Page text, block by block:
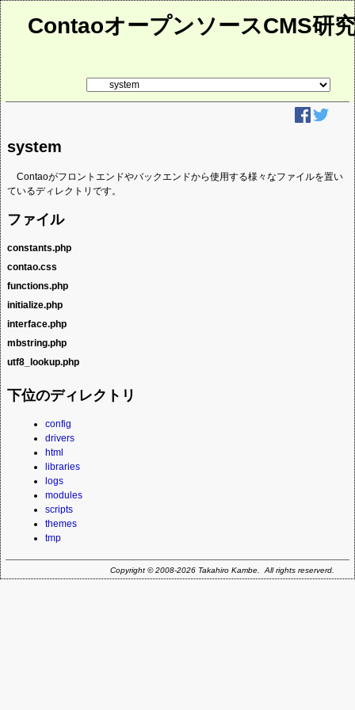
ContaoオープンソースCMS研
system
Contaoがフロントエンドやバックエンドから使用する様々なファイルを置い
ているディレクトリです。
ファイル
constants.php
バックエンドのPHPスクリプトの大域な定数の定義です。
contao.css
バックエンドの基本的なCSSです。
functions.php
バックエンドのPHPスクリプトで使用する、様々な小さなユーティリティ関
数です。
クラスのオートローダー
例外処理
ログファイルに追加
特殊文字の変換
その他
同じディレクトリのmbstring.phpを読み込んだ上で、wrapper関数の定義もし
ています。
initialize.php
バックエンドの初期化処理で、同じディレクトリのindex.phpから最初に読み
込まれています。
同じディレクトリの各PHPのファイルを読み込み:
constants.php
interface.php
PHPSESSIDを無効に試み: php.session.use_trans_sidをゼロ
読み込んだfunctions.phpで定義されたエラー処理、例外処理を設定
エラーログをsystem/logs/error.logに設定
セッションを開始
基本的なクラスをロード
エラーのレポート
タイムゾーンを設定
相対パス設定(websitePath)を処理
mbstringの正規表現のエンコーディングを設定
言語ファイルの情報を設定
カスタマイズ用の初期化ファイルを読み込み
interface.php
listable, editable, uploadableのインターフェイスを宣言しています。
mbstring.php
UTF-8をサポートするためのヘルパー関数で、PHPのmbstringモジュールが
mbstringを提供してくれない、ドイツのホスティングサービスの事業者のた
utf8_lookup.php
mbstring.phpから分離されたものです。
下位のディレクトリ
config
drivers
html
libraries
logs
modules
scripts
themes
tmp
Copyright © 2008-2026 Takahiro Kambe. All rights reserverd.